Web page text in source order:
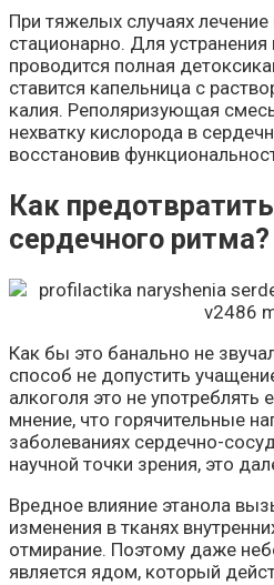
При тяжелых случаях лечение
стационарно. Для устранения
проводится полная
ставится капельница с
калия. Реполяризующая
нехватку кислорода в
восстановив
Как
сердечного ритма?
Как бы это банально не
способ не допустить
алкоголя это не употреблять
мнение, что горячительные
заболеваниях сердечно-
научной точки зрения, это
Вредное влияние этанола
изменения в тканях
отмирание. Поэтому даже
является ядом, который